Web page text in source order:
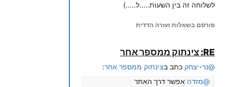
לשלוחה זה בין השעות.....ל.....)
פורסם בשאלות ועזרה הדדית
RE: צינתוק ממספר אחר
@נר-יצחק כתב בצינתוק ממספר אחר:
@מזדה אפשר דרך האתר